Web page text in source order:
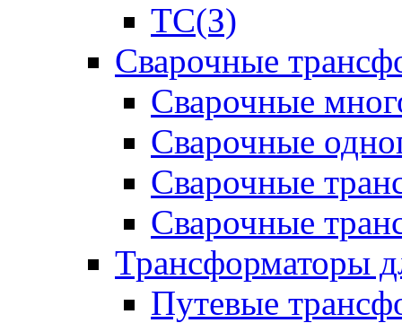
ТС(З)
Сварочные
Сварочные
Сварочные
Сварочные
Сварочные
Трансформаторы
Путевые